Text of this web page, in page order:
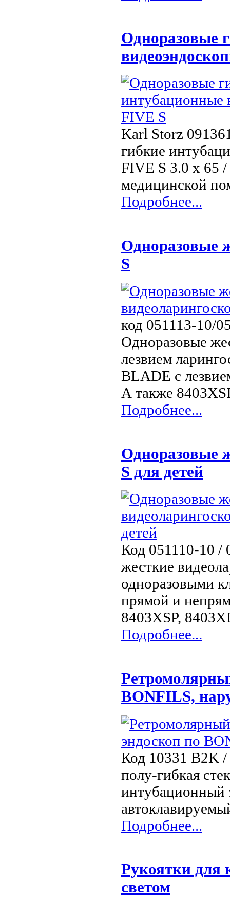
Одноразовые
Karl Storz
гибкие
FIVE S 3.0 х 65 /
медицинской
Подробнее...
Одноразовые
S
код 051113-10/
Одноразовые
лезвием
BLADE с
А также
Подробнее...
Одноразовые
S для детей
Код 051110-10 /
жесткие
одноразовыми
прямой и
8403XSP,
Подробнее...
BONFILS,
Код 10331 B2K
полу-гибкая
интубационный
Подробнее...
Рукоятки для
светом